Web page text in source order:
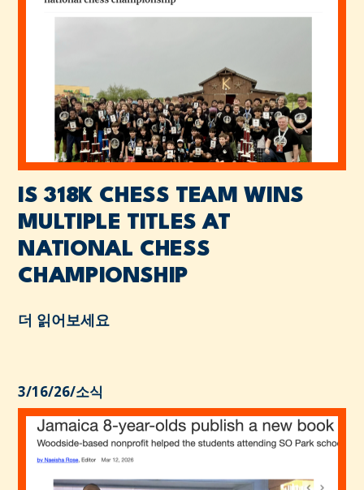
IS 318K CHESS TEAM WINS
MULTIPLE TITLES AT
NATIONAL CHESS
CHAMPIONSHIP
더 읽어보세요
3/16/26/소식